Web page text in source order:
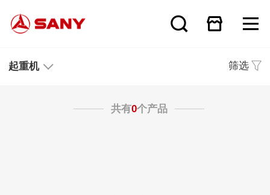
起重机 筛选
共有0个产品